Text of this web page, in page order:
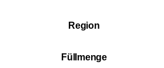
Region
Füllmenge